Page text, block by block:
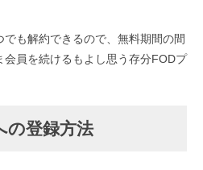
も解約できるので、無料期間の間
会員を続けるもよし思う存分FODプ
の登録方法